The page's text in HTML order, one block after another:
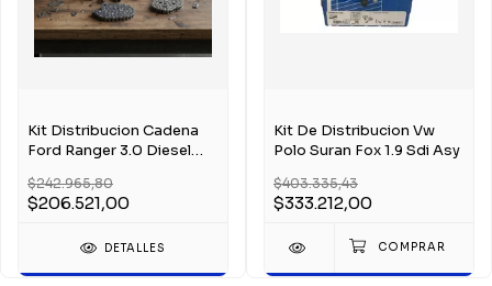
Kit Distribucion Cadena
Ford Ranger 3.0 Diesel
$242.965,80
$206.521,00
DETALLES
Kit De Distribucion Vw
Polo Suran Fox 1.9 Sdi Asy
$403.335,43
$333.212,00